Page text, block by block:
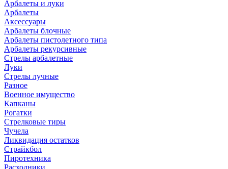
Арбалеты и луки
Арбалеты
Аксессуары
Арбалеты блочные
Арбалеты пистолетного типа
Арбалеты рекурсивные
Стрелы арбалетные
Луки
Стрелы лучные
Разное
Военное имущество
Капканы
Рогатки
Стрелковые тиры
Чучела
Ликвидация остатков
Страйкбол
Пиротехника
Расходники